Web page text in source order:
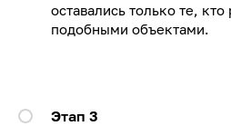
оставались только те,
подобными объектами.
Этап 3